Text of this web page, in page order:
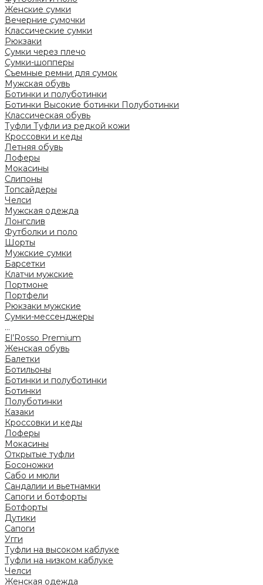
Женские сумки
Вечерние сумочки
Классические сумки
Рюкзаки
Сумки через плечо
Сумки-шопперы
Съемные ремни для сумок
Мужская обувь
Ботинки и полуботинки
Ботинки Высокие ботинки Полуботинки
Классическая обувь
Туфли Туфли из редкой кожи
Кроссовки и кеды
Летняя обувь
Лоферы
Мокасины
Слипоны
Топсайдеры
Челси
Мужская одежда
Лонгслив
Футболки и поло
Шорты
Мужские сумки
Барсетки
Клатчи мужские
Портмоне
Портфели
Рюкзаки мужские
Сумки-мессенджеры
...
El’Rosso Premium
Женская обувь
Балетки
Ботильоны
Ботинки и полуботинки
Ботинки
Полуботинки
Казаки
Кроссовки и кеды
Лоферы
Мокасины
Открытые туфли
Босоножки
Сабо и мюли
Сандалии и вьетнамки
Сапоги и ботфорты
Ботфорты
Дутики
Сапоги
Угги
Туфли на высоком каблуке
Туфли на низком каблуке
Челси
Женская одежда